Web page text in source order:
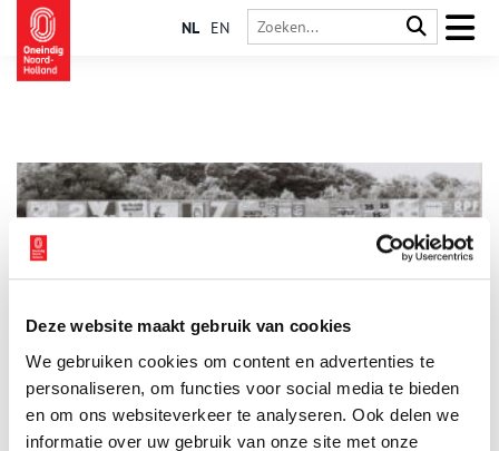
Deze website maakt gebruik van cookies
We gebruiken cookies om content en advertenties te
personaliseren, om functies voor social media te bieden
en om ons websiteverkeer te analyseren. Ook delen we
informatie over uw gebruik van onze site met onze
NL EN
Lijsttrekkers van zeven jaar, politieke partijen die het
levensgeluk willen bevorderen of een wereldregering
nastreven: honderd jaar parlementaire geschiedenis is
allerminst saai.